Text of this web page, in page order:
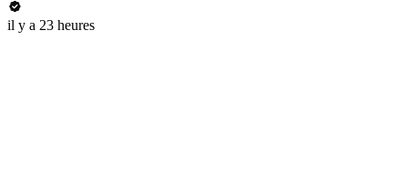
il y a 23 heures